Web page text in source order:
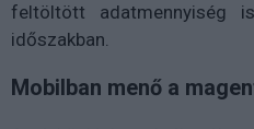
feltöltött adatmennyiség
időszakban.
Mobilban menő a